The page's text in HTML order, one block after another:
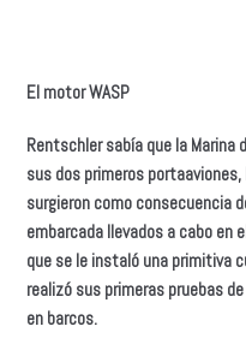
El motor WASP
Rentschler sabía que la Marina
sus dos primeros
surgieron como consecuencia
embarcada llevados a cabo en
que se le instaló una primitiva
realizó sus primeras pruebas
en barcos.